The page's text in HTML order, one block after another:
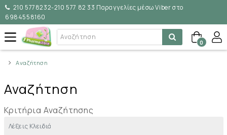
210 5778232-210 577 82 33 Παραγγελίες μέσω Viber στο
6984558160
0
Αναζήτηση
Αναζήτηση
Κριτήρια Αναζήτησης